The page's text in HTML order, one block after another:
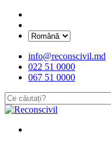
info@reconscivil.md
022 51 0000
067 51 0000